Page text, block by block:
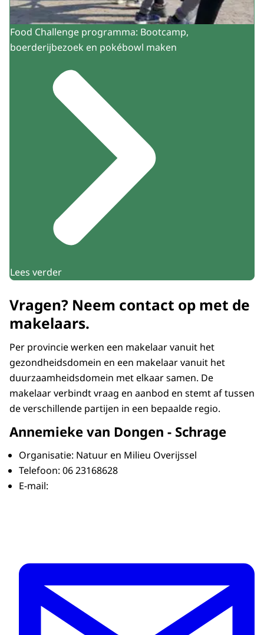
Food Challenge programma: Bootcamp,
boerderijbezoek en pokébowl maken
Lees verder
Vragen? Neem contact op met de
makelaars.
Per provincie werken een makelaar vanuit het
gezondheidsdomein en een makelaar vanuit het
duurzaamheidsdomein met elkaar samen. De
makelaar verbindt vraag en aanbod en stemt af tussen
de verschillende partijen in een bepaalde regio.
Annemieke van Dongen - Schrage
Organisatie: Natuur en Milieu Overijssel
Telefoon: 06 23168628
E-mail: